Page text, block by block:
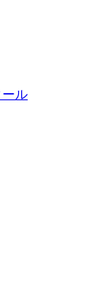
ル